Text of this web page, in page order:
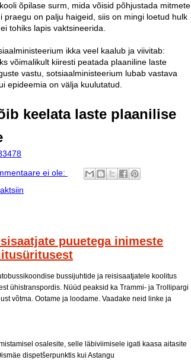
õpilase surm, mida võisid põhjustada mitmete
praegu on palju haigeid, siis on mingi loetud hulk
tohiks lapis vaktsineerida.
ikka veel kaalub ja viivitab:
võimalikult kiiresti peatada plaaniline laste
vastu, sotsiaalministeerium lubab vastava
epideemia on välja kuulutatud.
keelata laste plaanilise
ei ole:
puuetega inimeste
bussijuhtide ja reisisaatjatele koolitus
ühistranspordis. Nüüd peaksid ka Trammi- ja Trollipargi
võtma. Ootame ja loodame. Vaadake neid linke ja
osalesite, selle läbiviimisele igati kaasa aitasite
dispetšerpunktis kui Astangu